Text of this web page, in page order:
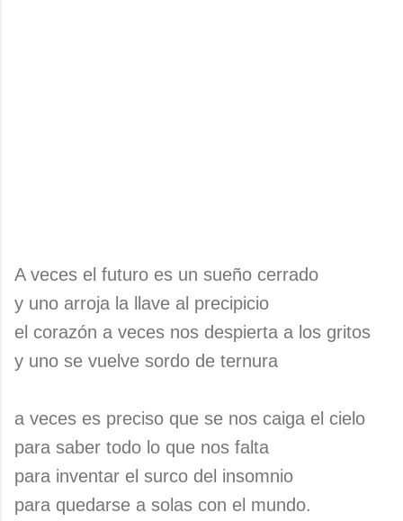
A veces el futuro es un sueño cerrado
y uno arroja la llave al precipicio
el corazón a veces nos despierta a los gritos
y uno se vuelve sordo de ternura
a veces es preciso que se nos caiga el cielo
para saber todo lo que nos falta
para inventar el surco del insomnio
para quedarse a solas con el mundo.